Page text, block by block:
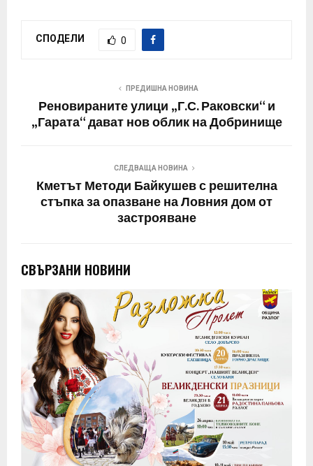
СПОДЕЛИ 0
ПРЕДИШНА НОВИНА
Реновираните улици „Г.С. Раковски“ и
„Гарата“ дават нов облик на Добринище
СЛЕДВАЩА НОВИНА
Кметът Методи Байкушев с решителна
стъпка за опазване на Ловния дом от
застрояване
СВЪРЗАНИ НОВИНИ